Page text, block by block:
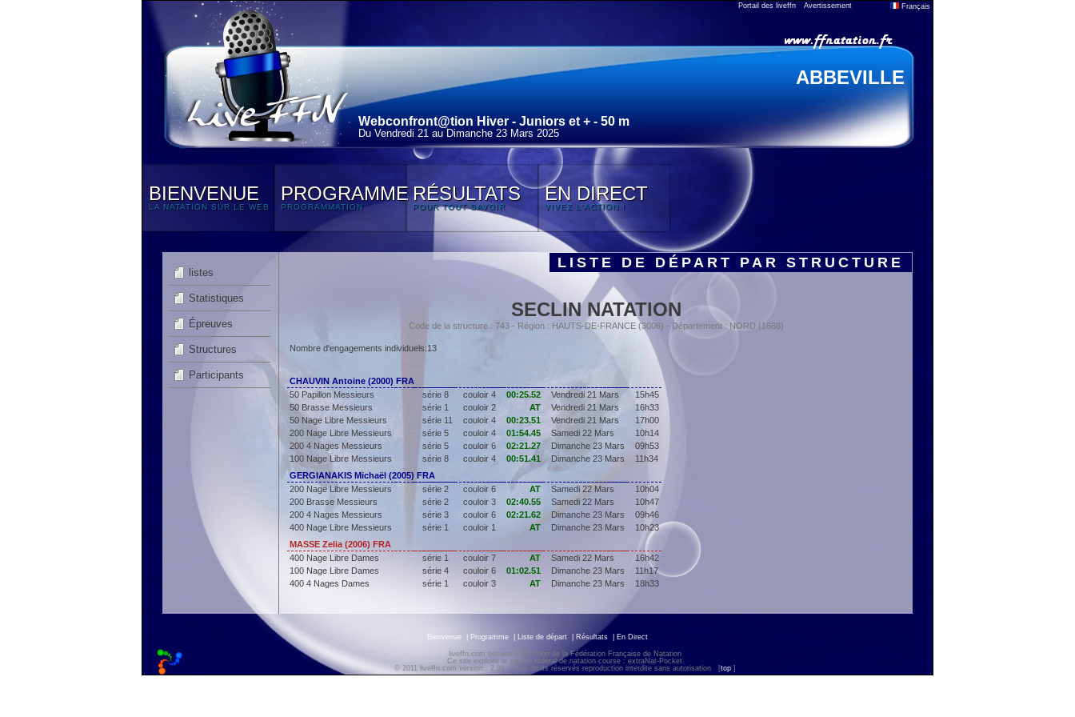
Portail des liveffn Avertissement Français
ABBEVILLE
Webconfront@tion Hiver - Juniors et + - 50 m
Du Vendredi 21 au Dimanche 23 Mars 2025
BIENVENUE
LA NATATION SUR LE WEB
PROGRAMME
PROGRAMMATION
RÉSULTATS
POUR TOUT SAVOIR
EN DIRECT
VIVEZ L'ACTION !
listes
Statistiques
Épreuves
Structures
Participants
LISTE DE DÉPART PAR STRUCTURE
SECLIN NATATION
Code de la structure : 743 - Région : HAUTS-DE-FRANCE (3006) - Département : NORD (1688)
Nombre d'engagements individuels:13
CHAUVIN Antoine (2000) FRA
50 Papillon Messieurs
série 8 couloir 4 00:25.52 Vendredi 21 Mars
15h45
50 Brasse Messieurs
série 1 couloir 2 AT Vendredi 21 Mars
16h33
50 Nage Libre Messieurs
série 11 couloir 4 00:23.51 Vendredi 21 Mars
17h00
200 Nage Libre Messieurs
série 5 couloir 4 01:54.45 Samedi 22 Mars
10h14
200 4 Nages Messieurs
série 5 couloir 6 02:21.27 Dimanche 23 Mars
09h53
100 Nage Libre Messieurs
série 8 couloir 4 00:51.41 Dimanche 23 Mars
11h34
GERGIANAKIS Michaël (2005) FRA
200 Nage Libre Messieurs
série 2 couloir 6 AT Samedi 22 Mars
10h04
200 Brasse Messieurs
série 2 couloir 3 02:40.55 Samedi 22 Mars
10h47
200 4 Nages Messieurs
série 3 couloir 6 02:21.62 Dimanche 23 Mars
09h46
400 Nage Libre Messieurs
série 1 couloir 1 AT Dimanche 23 Mars
10h23
MASSE Zelia (2006) FRA
400 Nage Libre Dames
série 1 couloir 7 AT Samedi 22 Mars
16h42
100 Nage Libre Dames
série 4 couloir 6 01:02.51 Dimanche 23 Mars
11h17
400 4 Nages Dames
série 1 couloir 3 AT Dimanche 23 Mars 18h33
Bienvenue Programme Liste de départ Résultats En Direct
liveffn.com est une production de la Fédération Française de Natation
Ce site exploite le logiciel fédéral de natation course : extraNat-Pocket
© 2011 liveffn.com version : 2.01 - Tous droits réservés reproduction interdite sans autorisation
[top ]